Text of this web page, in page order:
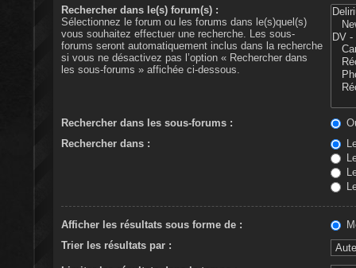
Rechercher dans le(s) forum(s) :
Sélectionnez le forum ou les forums dans le(s)quel(s)
vous souhaitez effectuer une recherche. Les sous-
forums seront automatiquement inclus dans la recherche
si vous ne désactivez pas l’option « Rechercher dans
les sous-forums » affichée ci-dessous.
Rechercher dans les sous-forums :
Rechercher dans :
Afficher les résultats sous forme de :
Trier les résultats par :